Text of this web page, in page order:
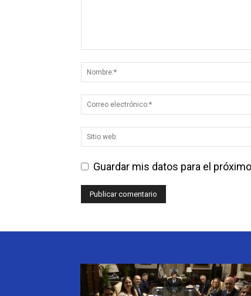
Guardar mis datos para el